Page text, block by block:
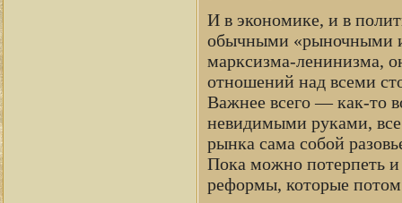
И в экономике, и в
обычными «рыночными
марксизма-ленинизма,
отношений над всеми
Важнее всего — как-то
невидимыми руками,
рынка сама собой
Пока можно потерпеть и
реформы, которые